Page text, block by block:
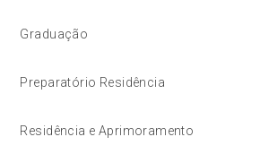
Graduação
Preparatório Residência
Residência e Aprimoramento